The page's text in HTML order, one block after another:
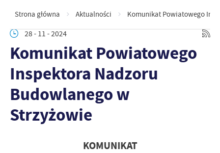
Strona główna Aktualności
Komunikat Powiatowego
28 - 11 - 2024
Komunikat Powiatowego
Inspektora Nadzoru
Budowlanego w
Strzyżowie
KOMUNIKAT